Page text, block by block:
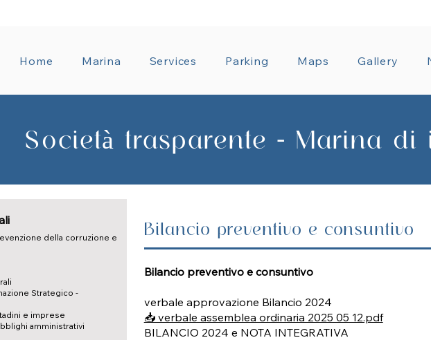
Home Marina Services Parking Maps Gallery
Società trasparente - Marina
della corruzione e
Strategico -
e imprese
amministrativi
Bilancio preventivo e consuntivo
Bilancio preventivo e consuntivo
verbale approvazione Bilancio 2024
📥 verbale assemblea ordinaria 2025 05 12.pdf
BILANCIO 2024 e NOTA INTEGRATIVA